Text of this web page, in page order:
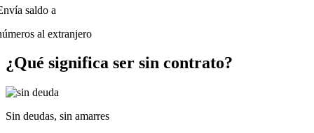
saldo a
al extranjero
¿Qué significa ser sin contrato?
Sin deudas, sin amarres